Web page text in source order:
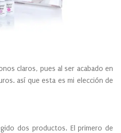
claros, pues al ser acabado en
así que esta es mi elección de
dos productos. El primero de